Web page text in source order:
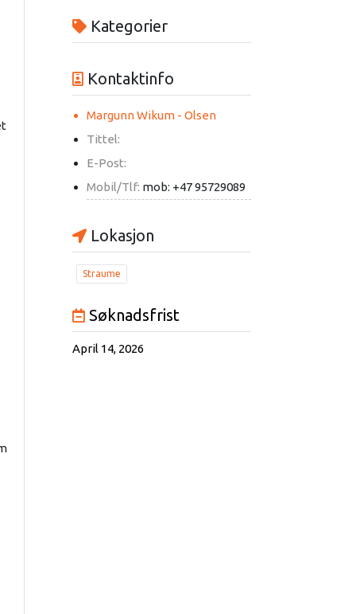
Kategorier
Kontaktinfo
Margunn Wikum - Olsen
Tittel:
E-Post:
Mobil/Tlf: mob: +47 95729089
Lokasjon
Straume
Søknadsfrist
April 14, 2026